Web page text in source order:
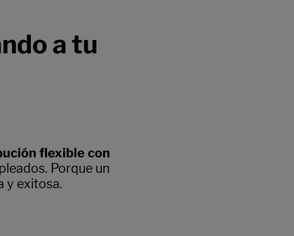
a tu
flexible con
Porque un
y exitosa.